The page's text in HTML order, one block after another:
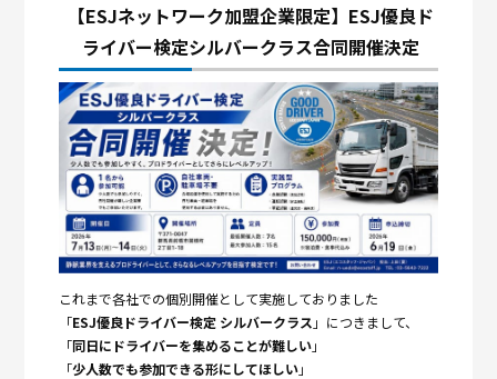
【ESJネットワーク加盟企業限定】 ESJ優良ド
ライバー検定シルバークラス合同開催決定
これまで各社での個別開催として実施しておりました
「ESJ優良ドライバー検定 シルバークラス 」につきまして、
「同日にドライバーを集めることが難しい」
「少人数でも参加できる形にしてほしい」